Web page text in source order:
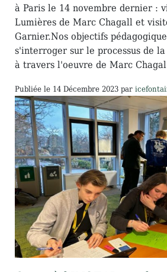
à Paris le 14 novembre dernier :
Lumières de Marc Chagall et
Garnier.Nos objectifs
s'interroger sur le processus de
à travers l'oeuvre de Marc
Publiée le 14 Décembre 2023 par